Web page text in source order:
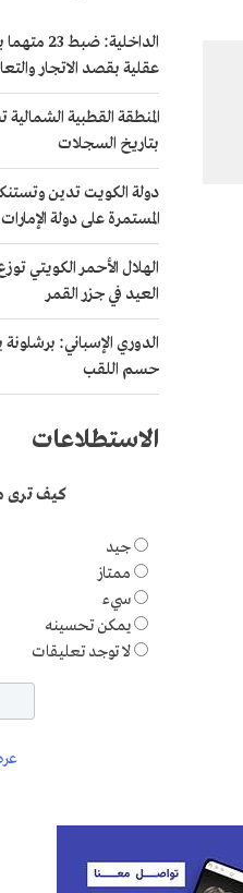
عقلية بقصد الاتجار
المنطقة القطبية
بتاريخ السجلات
دولة الكويت تدين
المستمرة على دولة
الهلال الأحمر الكويتي
العيد في جزر القمر
الدوري الإسباني:
حسم اللقب
الاستطلاعات
كيف ترى
جيد
ممتاز
سيء
يمكن تحسينه
لا توجد تعليقات